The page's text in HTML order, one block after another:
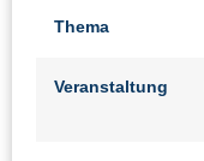
Thema
Veranstaltung